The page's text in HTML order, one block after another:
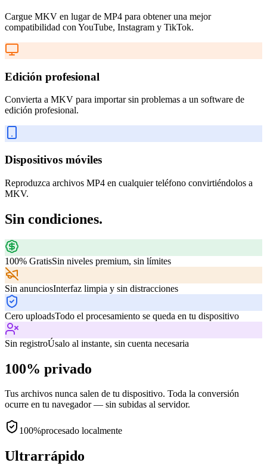
Cargue MKV en lugar de MP4 para obtener una mejor
compatibilidad con YouTube, Instagram y TikTok.
Edición profesional
Convierta a MKV para importar sin problemas a un software de
edición profesional.
Dispositivos móviles
Reproduzca archivos MP4 en cualquier teléfono convirtiéndolos a
MKV.
Sin condiciones.
100% GratisSin niveles premium, sin límites
Sin anunciosInterfaz limpia y sin distracciones
Cero uploadsTodo el procesamiento se queda en tu dispositivo
Sin registroÚsalo al instante, sin cuenta necesaria
100% privado
Tus archivos nunca salen de tu dispositivo. Toda la conversión
ocurre en tu navegador — sin subidas al servidor.
100%procesado localmente
Ultrarrápido